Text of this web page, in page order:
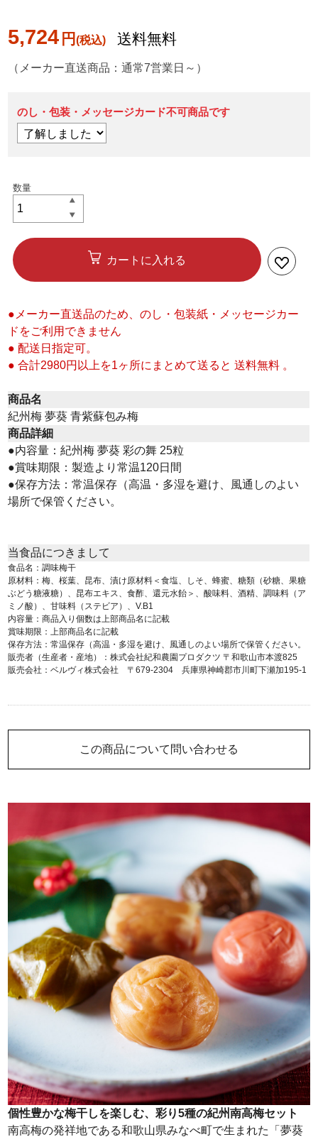
5,724 円 送料無料
（メーカー直送商品：通常7営業日～）
のし・包装・メッセージカード不可商品です
カートに入れる
この商品について問い合わせる
個性豊かな梅干しを楽しむ、彩り5種の紀州南高梅セット
南高梅の発祥地である和歌山県みなべ町で生まれた「夢葵
●メーカー直送品のため、のし・包装紙・メッセージカー
ドをご利用できません
● 配送日指定可。
● 合計2980円以上を1ヶ所にまとめて送ると 送料無料 。
商品名
紀州梅 夢葵 青紫蘇包み梅
商品詳細
●内容量：紀州梅 夢葵 彩の舞 25粒
●賞味期限：製造より常温120日間
●保存方法：常温保存（高温・多湿を避け、風通しのよい
場所で保管ください。
当食品につきまして
食品名：調味梅干
原材料：梅、桜葉、昆布、漬け原材料＜食塩、しそ、蜂蜜、糖類（砂糖、果糖
ぶどう糖液糖）、昆布エキス、食酢、還元水飴＞、酸味料、酒精、調味料（ア
ミノ酸）、甘味料（ステビア）、V.B1
内容量：商品入り個数は上部商品名に記載
賞味期限：上部商品名に記載
保存方法：常温保存（高温・多湿を避け、風通しのよい場所で保管ください。
販売者（生産者・産地）：株式会社紀和農園プロダクツ 〒和歌山市本渡825
販売会社：ベルヴィ株式会社 〒679-2304 兵庫県神崎郡市川町下瀬加195-1